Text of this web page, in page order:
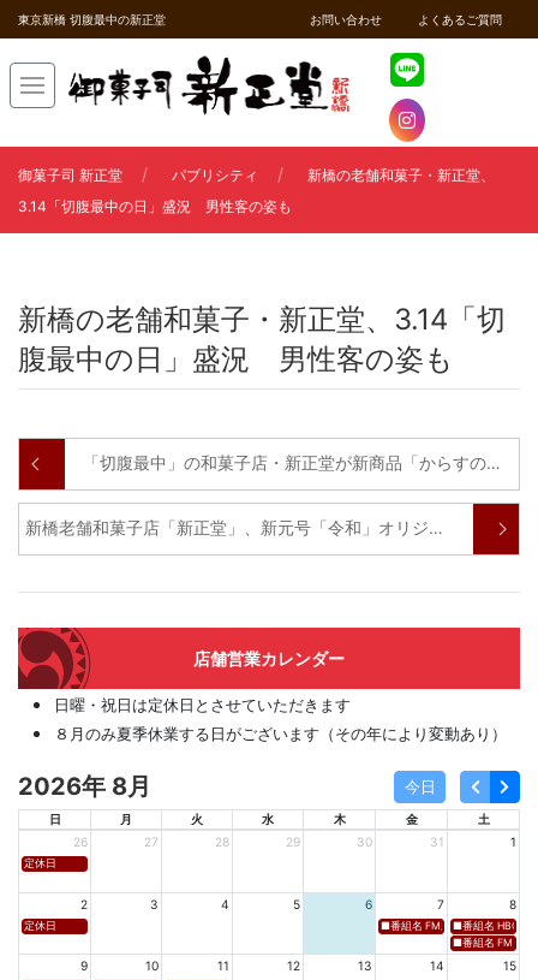
東京新橋 切腹最中の新正堂 お問い合わせ よくあるご質問
御菓子司 新正堂 パブリシティ
新橋の老舗和菓子・新正堂、
3.14「切腹最中の日」盛況 男性客の姿も
新橋の老舗和菓子・新正堂、3.14「切
腹最中の日」盛況 男性客の姿も
「切腹最中」の和菓子店・新正堂が新商品「からすの知恵袋」
新橋老舗和菓子店「新正堂」、新元号「令和」オリジナルマグネットを配布
店舗営業カレンダー
日曜・祝日は定休日とさせていただきます
８月のみ夏季休業する日がございます（その年により変動あり）
2026年 8月 今日
日 月 火 水 木 金
土
26
27 28 29 30 31 1
定休日
2 3 4 5 6 7 8
定休日 ■番組名 FM新潟「SOUND
■番組名 HBC北
■番組名 FM 福
9 10 11 12 13 14 15